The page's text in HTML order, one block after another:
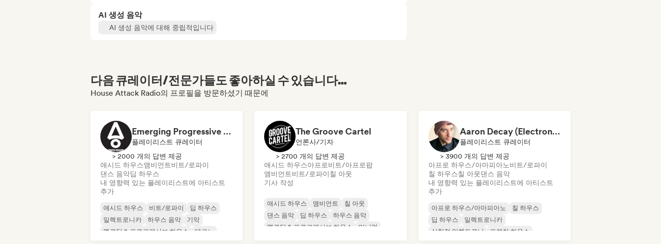
AI 생성 음악
AI 생성 음악에 대해 중립적입니다
다음 큐레이터/전문가들도 좋아하실 수 있습니다...
House Attack Radio의 프로필을 방문하셨기 때문에
Emerging Progressive and Melodic House Artists
플레이리스트 큐레이터
> 2000 개의 답변 제공
애시드 하우스앰비언트비트/로파이
댄스 음악딥 하우스
내 영향력 있는 플레이리스트에 아티스트
추가
애시드 하우스 비트/로파이
딥 하우스
일렉트로니카
하우스 음악
기악
멜로딕 & 프로그레시브 하우스
테크노
The Groove Cartel
언론사/기자
> 2700 개의 답변 제공
애시드 하우스아프로비트/아프로팝
앰비언트비트/로파이칠 아웃
기사 작성
애시드 하우스 앰비언트
칠 아웃
댄스 음악
딥 하우스
하우스 음악
멜로딕 & 프로그레시브 하우스
미니멀
Aaron Decay (Electronic Dream & Chill Electronic Dream playlists)
플레이리스트 큐레이터
> 3900 개의 답변 제공
아프로 하우스/아마피아노비트/로파이
칠 하우스칠 아웃댄스 음악
내 영향력 있는 플레이리스트에 아티스트
추가
아프로 하우스/아마피아노
칠 하우스
딥 하우스
일렉트로니카
실험적 일렉트로닉
프렌치 하우스